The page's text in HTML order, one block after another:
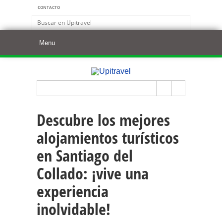
CONTACTO
Descubre los mejores
alojamientos turísticos
en Santiago del
Collado: ¡vive una
experiencia
inolvidable!